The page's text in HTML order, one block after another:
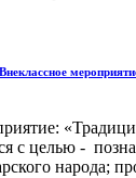
с целью -
народа;